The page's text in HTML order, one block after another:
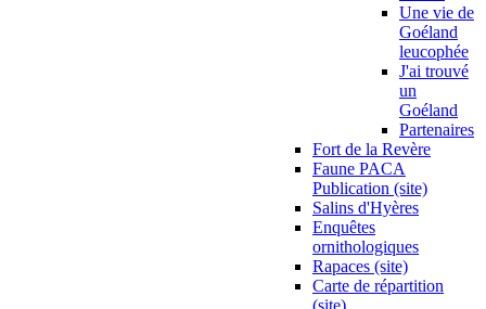
Une vie de
Goéland
leucophée
J'ai trouvé
un
Goéland
Partenaires
Fort de la Revère
Faune PACA
Publication (site)
Salins d'Hyères
Enquêtes
ornithologiques
Rapaces (site)
Carte de répartition